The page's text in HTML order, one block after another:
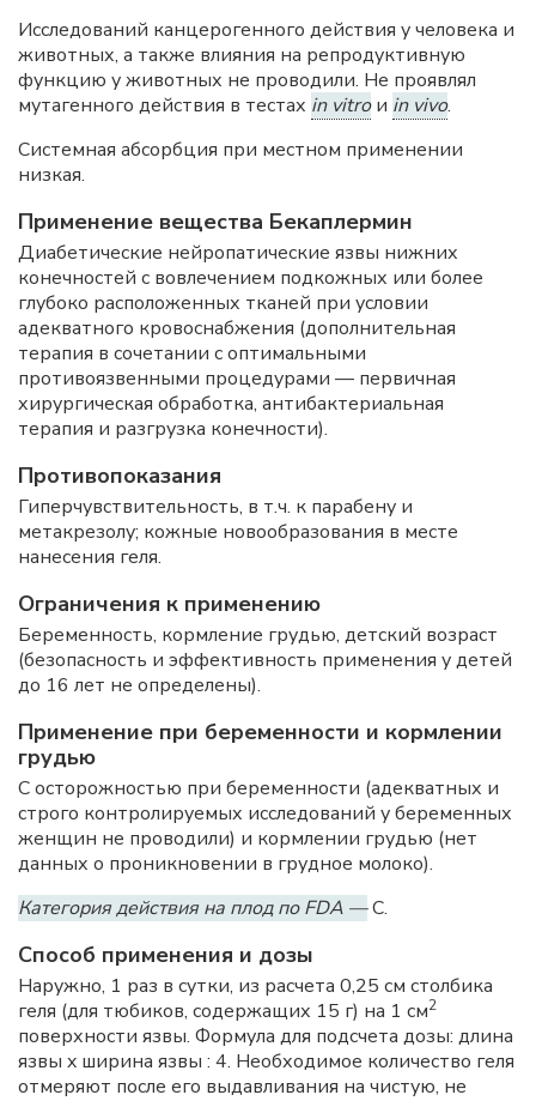
Исследований канцерогенного действия у человека и
животных, а также влияния на репродуктивную
функцию у животных не проводили. Не проявлял
мутагенного действия в тестах in vitroи in vivo.
Системная абсорбция при местном применении
низкая.
Применение вещества Бекаплермин
Диабетические нейропатические язвы нижних
конечностей с вовлечением подкожных или более
глубоко расположенных тканей при условии
адекватного кровоснабжения (дополнительная
терапия в сочетании с оптимальными
противоязвенными процедурами — первичная
хирургическая обработка, антибактериальная
терапия и разгрузка конечности).
Противопоказания
Гиперчувствительность, в т.ч. к парабену и
метакрезолу; кожные новообразования в месте
нанесения геля.
Ограничения к применению
Беременность, кормление грудью, детский возраст
(безопасность и эффективность применения у детей
до 16 лет не определены).
Применение при беременности и кормлении
грудью
С осторожностью при беременности (адекватных и
строго контролируемых исследований у беременных
женщин не проводили) и кормлении грудью (нет
данных о проникновении в грудное молоко).
Категория действия на плод по FDA —C.
Способ применения и дозы
Наружно, 1 раз в сутки, из расчета 0,25 см столбика
геля (для тюбиков, содержащих 15 г) на 1 см2
поверхности язвы. Формула для подсчета дозы: длина
язвы x ширина язвы : 4. Необходимое количество геля
отмеряют после его выдавливания на чистую, не